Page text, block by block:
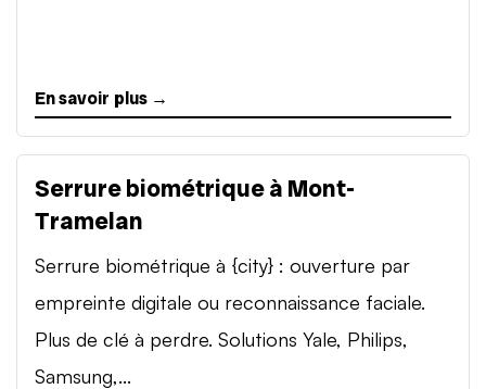
En savoir plus →
Serrure biométrique à Mont-
Tramelan
Serrure biométrique à {city} : ouverture par
empreinte digitale ou reconnaissance faciale.
Plus de clé à perdre. Solutions Yale, Philips,
Samsung,...